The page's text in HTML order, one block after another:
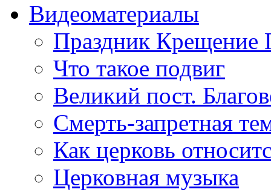
Видеоматериалы
Праздник Крещение
Что такое подвиг
Великий пост.
Смерть-запретная
Как церковь
Церковная музыка